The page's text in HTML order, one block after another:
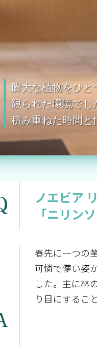
膨大な植物をひと
限られた環境でし
積み重ねた時間と
ノエビア
「ニリン
春先に一つの
可憐で儚い姿
した。主に林
り目にするこ